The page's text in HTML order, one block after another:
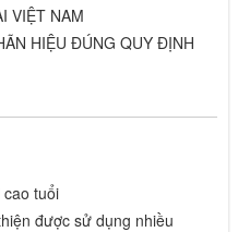
VIỆT NAM
HIỆU ĐÚNG QUY ĐỊNH
tuổi
được sử dụng nhiều